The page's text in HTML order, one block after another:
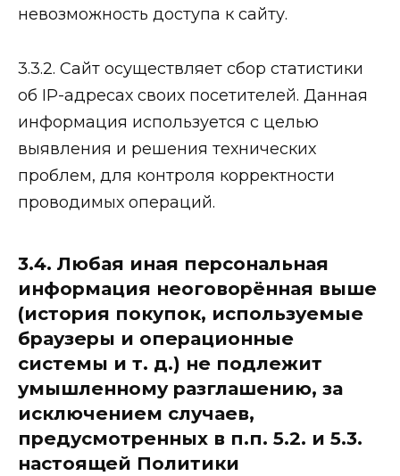
невозможность доступа к сайту.
3.3.2. Сайт осуществляет сбор статистики
об IP-адресах своих посетителей. Данная
информация используется с целью
выявления и решения технических
проблем, для контроля корректности
проводимых операций.
3.4. Любая иная персональная
информация неоговорённая выше
(история покупок, используемые
браузеры и операционные
системы и т. д.) не подлежит
умышленному разглашению, за
исключением случаев,
предусмотренных в п.п. 5.2. и 5.3.
настоящей Политики